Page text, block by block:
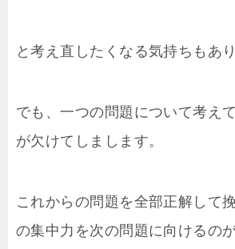
と考え直したくなる気持ちもあり
でも、一つの問題について考え
が欠けてしまします。
これからの問題を全部正解して
の集中力を次の問題に向けるの